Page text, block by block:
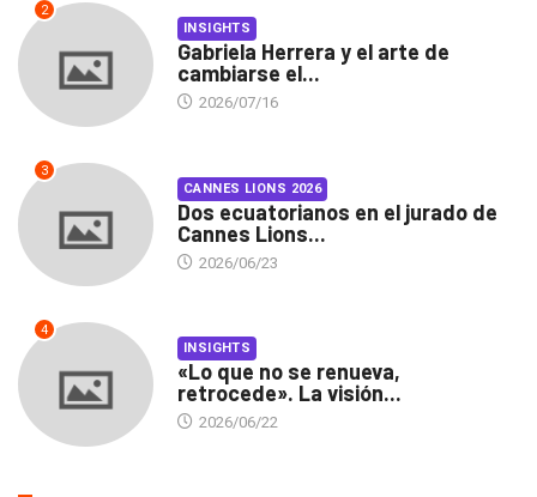
2
INSIGHTS
Gabriela Herrera y el arte de
cambiarse el...
2026/07/16
3
CANNES LIONS 2026
Dos ecuatorianos en el jurado de
Cannes Lions...
2026/06/23
4
INSIGHTS
«Lo que no se renueva,
retrocede». La visión...
2026/06/22